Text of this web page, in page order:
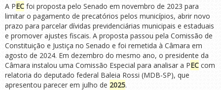
A PEC foi proposta pelo Senado em novembro de 2023 para
limitar o pagamento de precatórios pelos municípios, abrir novo
prazo para parcelar dívidas previdenciárias municipais e estaduais
e promover ajustes fiscais. A proposta passou pela Comissão de
Constituição e Justiça no Senado e foi remetida à Câmara em
agosto de 2024. Em dezembro do mesmo ano, o presidente da
Câmara instalou uma Comissão Especial para analisar a PEC com
relatoria do deputado federal Baleia Rossi (MDB-SP), que
apresentou parecer em julho de 2025.